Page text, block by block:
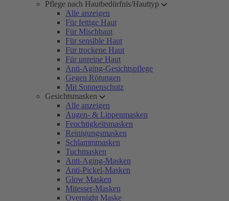
Pflege nach Hautbedürfnis/Hauttyp
Alle anzeigen
Für fettige Haut
Für Mischhaut
Für sensible Haut
Für trockene Haut
Für unreine Haut
Anti-Aging-Gesichtspflege
Gegen Rötungen
Mit Sonnenschutz
Gesichtsmasken
Alle anzeigen
Augen- & Lippenmasken
Feuchtigkeitsmasken
Reinigungsmasken
Schlammmasken
Tuchmasken
Anti-Aging-Masken
Anti-Pickel-Masken
Glow Masken
Mitesser-Masken
Overnight Maske